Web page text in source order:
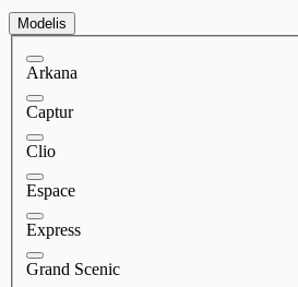
Modelis
Arkana
Captur
Clio
Espace
Express
Grand Scenic